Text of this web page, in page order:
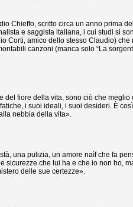
Chieffo, scritto circa un anno prima
e saggista italiana, i cui studi si
Corti, amico dello stesso Claudio) che
canzoni (manca solo “La
del fiore della vita, sono ciò che meglio
i suoi ideali, i suoi desideri. È
nebbia della vita».
una pulizia, un amore naìf che fa
sicurezze che lui ha e che io non ho,
delle sue certezze».